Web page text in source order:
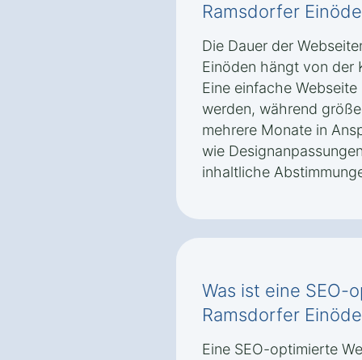
Ramsdorfer
Die Dauer der
Einöden hängt von der
Eine einfache
werden, während
mehrere Monate in
wie
inhaltliche
Was ist eine SEO-
Ramsdorfer
Eine SEO-optimierte